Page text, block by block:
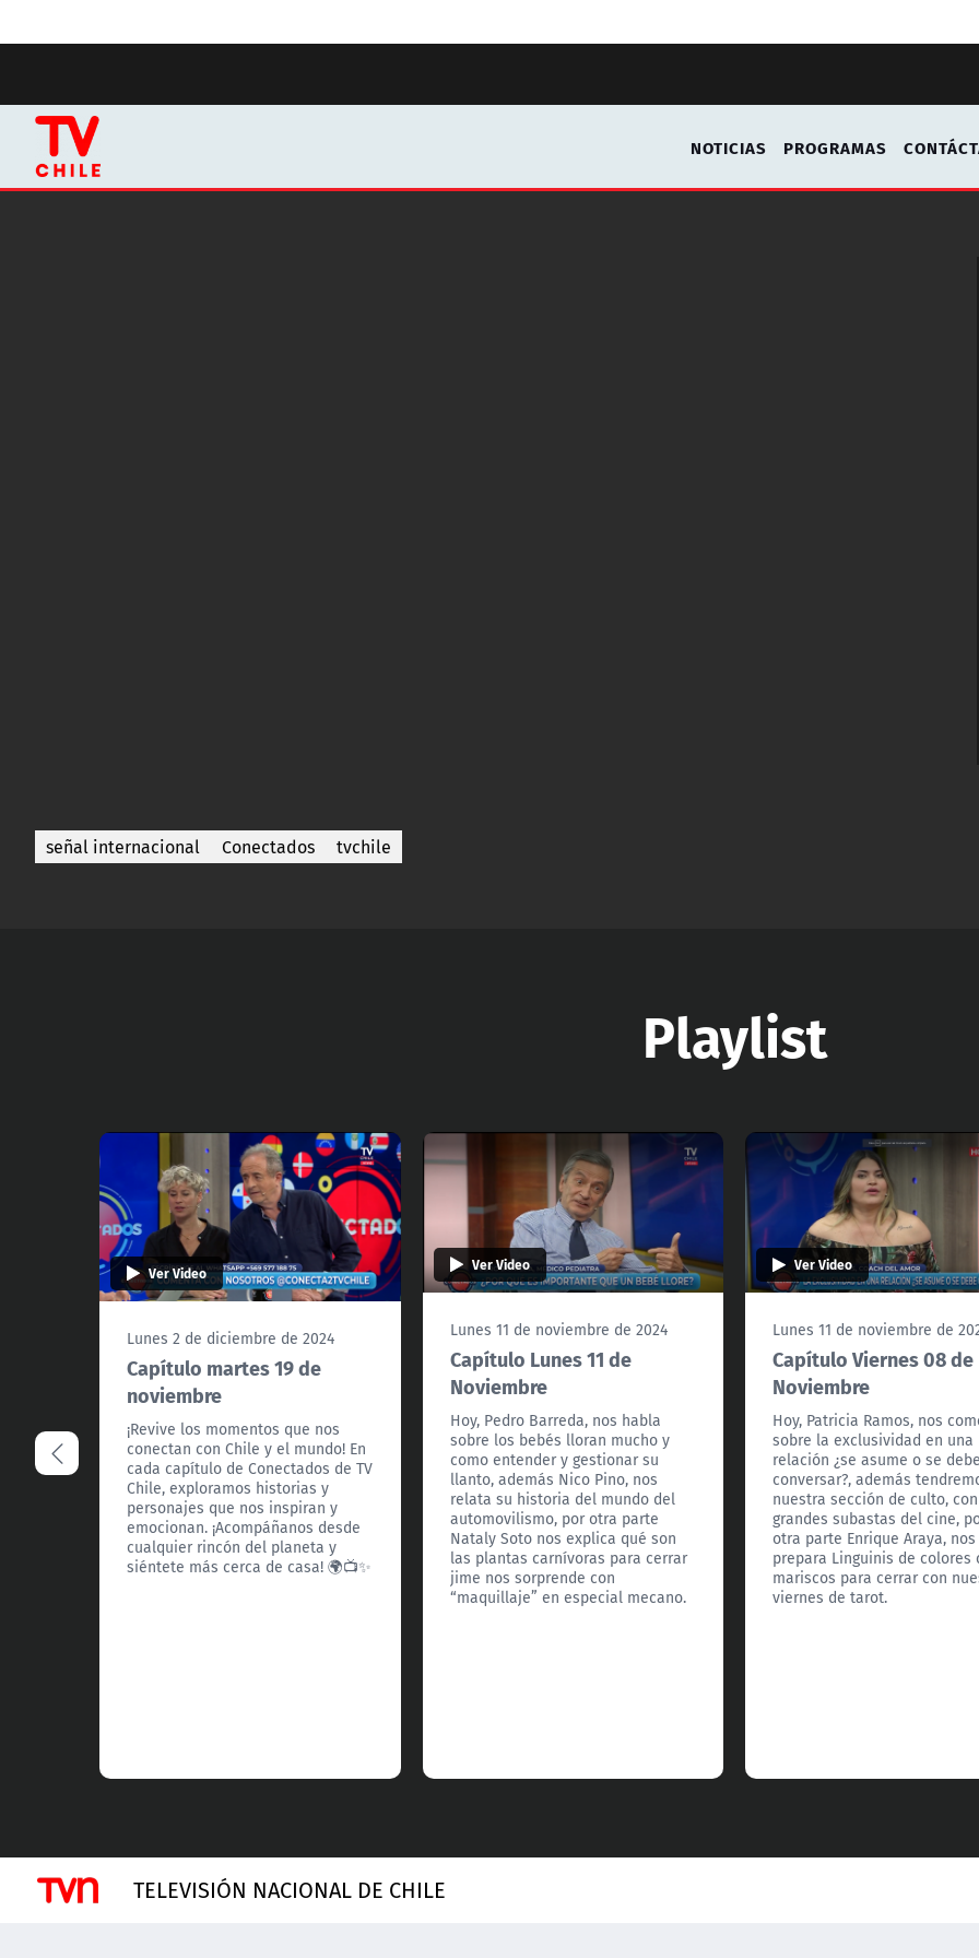
NOTICIAS PROGRAMAS
señal internacional Conectados tvchile
Playlist
Ver Video
Lunes 2 de diciembre de 2024
Capítulo martes 19 de
noviembre
¡Revive los momentos que nos
conectan con Chile y el mundo! En
cada capítulo de Conectados de TV
Chile, exploramos historias y
personajes que nos inspiran y
emocionan. ¡Acompáñanos desde
cualquier rincón del planeta y
siéntete más cerca de casa! 🌍📺✨
Ver Video
Lunes 11 de noviembre de 2024
Capítulo Lunes 11 de
Noviembre
Hoy, Pedro Barreda, nos habla
sobre los bebés lloran mucho y
como entender y gestionar su
llanto, además Nico Pino, nos
relata su historia del mundo del
automovilismo, por otra parte
Nataly Soto nos explica qué son
las plantas carnívoras para cerrar
jime nos sorprende con
“maquillaje” en especial mecano.
Ver Video
Lunes 11 de noviembre de
Capítulo Viernes 08 de
Noviembre
Hoy, Patricia Ramos, nos
sobre la exclusividad en una
relación ¿se asume o se debe
conversar?, además
nuestra sección de culto, con
grandes subastas del cine,
otra parte Enrique Araya, nos
prepara Linguinis de colores
mariscos para cerrar con
viernes de tarot.
TELEVISIÓN NACIONAL DE CHILE